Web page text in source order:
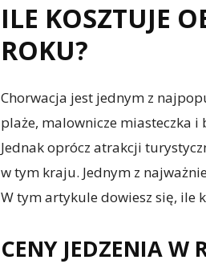
ILE KOSZTUJE
ROKU?
Chorwacja jest jednym z
plaże, malownicze miasteczka
Jednak oprócz atrakcji
w tym kraju. Jednym z
W tym artykule dowiesz się, ile
CENY JEDZENIA W